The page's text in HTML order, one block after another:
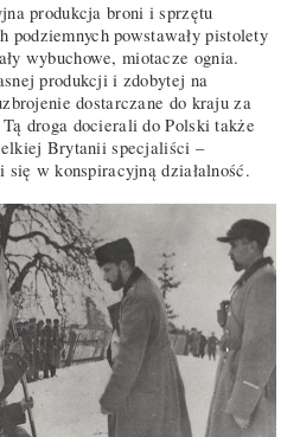
produkcja broni i sprzętu
powstawały pistolety
wybuchowe, miotacze ognia.
produkcji i zdobytej na
dostarczane do kraju za
droga docierali do Polski także
Brytanii specjaliści –
w konspiracyjną działalność.